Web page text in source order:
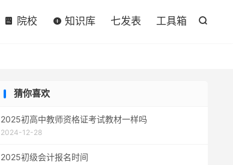

院校 知识库 七发表 工具箱
猜你喜欢
2025初高中教师资格证考试教材一样吗
2024-12-28
2025初级会计报名时间